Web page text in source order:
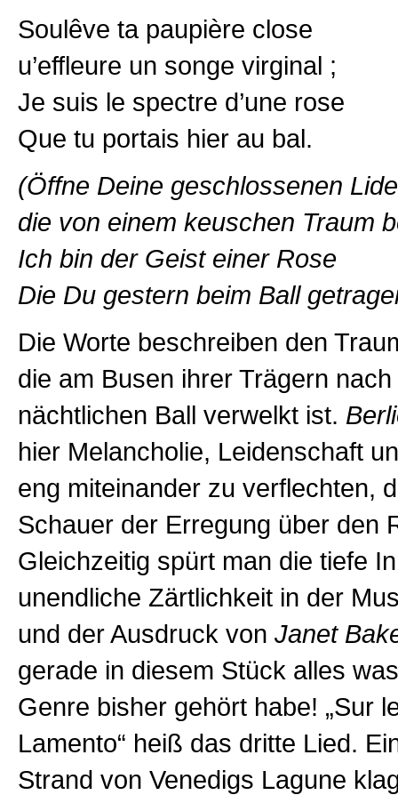
Soulêve ta paupière close
u’effleure un songe virginal ;
Je suis le spectre d’une rose
Que tu portais hier au bal.
(Öffne Deine geschlossenen
die von einem keuschen Traum
Ich bin der Geist einer Rose
Die Du gestern beim Ball
Die Worte beschreiben den
die am Busen ihrer Trägern
nächtlichen Ball verwelkt ist.
hier Melancholie, Leidenschaft
eng miteinander zu verflechten,
Schauer der Erregung über den
Gleichzeitig spürt man die tiefe
unendliche Zärtlichkeit in der
und der Ausdruck von Janet
gerade in diesem Stück alles
Genre bisher gehört habe! „Sur
Lamento“ heiß das dritte Lied.
Strand von Venedigs Lagune